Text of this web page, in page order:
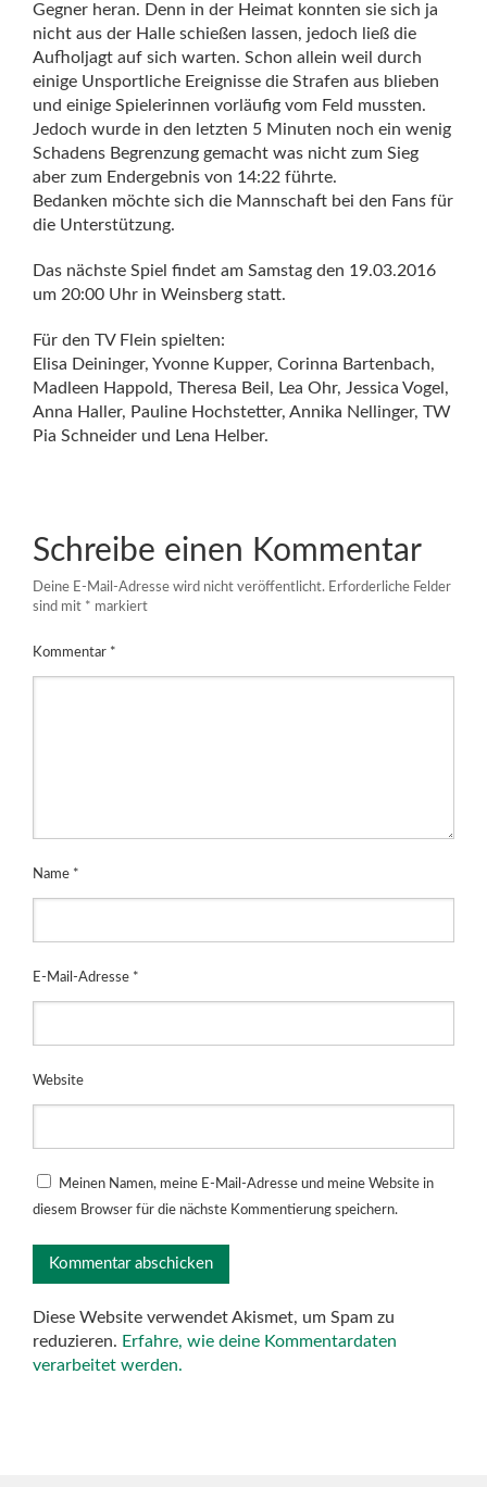
Gegner heran. Denn in der Heimat konnten sie sich ja
nicht aus der Halle schießen lassen, jedoch ließ die
Aufholjagt auf sich warten. Schon allein weil durch
einige Unsportliche Ereignisse die Strafen aus blieben
und einige Spielerinnen vorläufig vom Feld mussten.
Jedoch wurde in den letzten 5 Minuten noch ein wenig
Schadens Begrenzung gemacht was nicht zum Sieg
aber zum Endergebnis von 14:22 führte.
Bedanken möchte sich die Mannschaft bei den Fans für
die Unterstützung.
Das nächste Spiel findet am Samstag den 19.03.2016
um 20:00 Uhr in Weinsberg statt.
Für den TV Flein spielten:
Elisa Deininger, Yvonne Kupper, Corinna Bartenbach,
Madleen Happold, Theresa Beil, Lea Ohr, Jessica Vogel,
Anna Haller, Pauline Hochstetter, Annika Nellinger, TW
Pia Schneider und Lena Helber.
Schreibe einen Kommentar
Deine E-Mail-Adresse wird nicht veröffentlicht. Erforderliche Felder
sind mit * markiert
Kommentar *
Name *
E-Mail-Adresse *
Website
Meinen Namen, meine E-Mail-Adresse und meine Website in
diesem Browser für die nächste Kommentierung speichern.
Diese Website verwendet Akismet, um Spam zu
reduzieren. Erfahre, wie deine Kommentardaten
verarbeitet werden.